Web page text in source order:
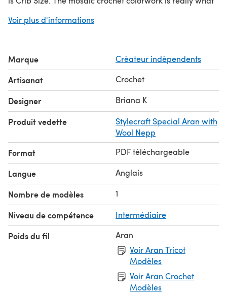
adds eye-catching repeats and style.
Voir plus d'informations
Marque Crèateur indèpendents
Artisanat Crochet
Designer Briana K
Produit vedette
Stylecraft Special Aran with
Wool Nepp
Format PDF téléchargeable
Langue Anglais
Nombre de modèles 1
Niveau de compétence Intermédiaire
Poids du fil
Aran
Voir Aran Tricot
Modèles
Voir Aran Crochet
Modèles